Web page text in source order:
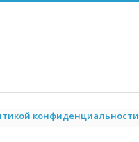
конфиденциальности